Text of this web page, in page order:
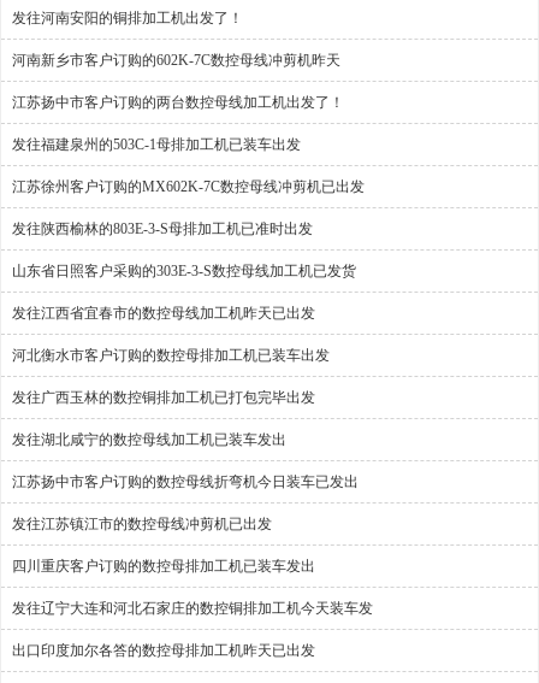
发往河南安阳的铜排加工机出发了！
河南新乡市客户订购的602K-7C数控母线冲剪机昨天
江苏扬中市客户订购的两台数控母线加工机出发了！
发往福建泉州的503C-1母排加工机已装车出发
江苏徐州客户订购的MX602K-7C数控母线冲剪机已出发
发往陕西榆林的803E-3-S母排加工机已准时出发
山东省日照客户采购的303E-3-S数控母线加工机已发货
发往江西省宜春市的数控母线加工机昨天已出发
河北衡水市客户订购的数控母排加工机已装车出发
发往广西玉林的数控铜排加工机已打包完毕出发
发往湖北咸宁的数控母线加工机已装车发出
江苏扬中市客户订购的数控母线折弯机今日装车已发出
发往江苏镇江市的数控母线冲剪机已出发
四川重庆客户订购的数控母排加工机已装车发出
发往辽宁大连和河北石家庄的数控铜排加工机今天装车发
出口印度加尔各答的数控母排加工机昨天已出发